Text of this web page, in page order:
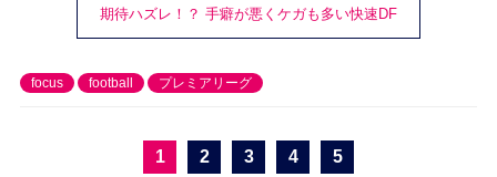
期待ハズレ！？ 手癖が悪くケガも多い快速DF
focus football プレミアリーグ
1 2 3 4 5